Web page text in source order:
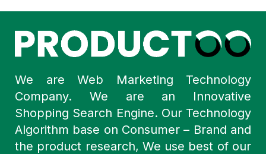
We are Web Marketing Technology
Company. We are an Innovative
Shopping Search Engine. Our Technology
Algorithm base on Consumer – Brand and
the product research, We use best of our